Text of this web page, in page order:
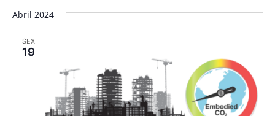
Abril 2024
SEX
19